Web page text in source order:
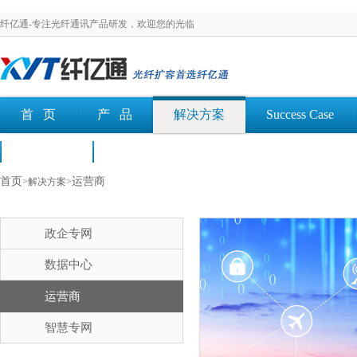
纤亿通-专注光纤通讯产品研发，欢迎您的光临
首 页 产 品 解决方案 Success Case
首页 >解决方案>运营商
政企专网
数据中心
运营商
智慧专网